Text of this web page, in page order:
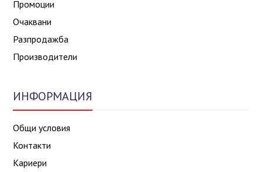
Промоции
Очаквани
Разпродажба
Производители
ИНФОРМАЦИЯ
Общи условия
Контакти
Кариери